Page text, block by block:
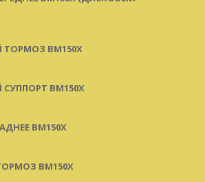
ТОРМОЗ BM150X
BM150X
BM150X
BM150X